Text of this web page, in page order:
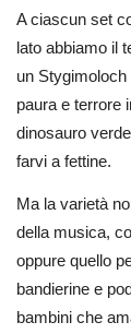
A ciascun set
lato abbiamo il
un
paura e terrore
dinosauro
farvi a fettine.
Ma la varietà
della musica,
oppure quello
bandierine e
bambini che